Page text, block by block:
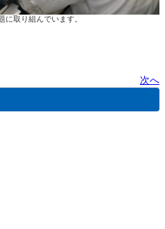
に取り組んでいます。
次へ